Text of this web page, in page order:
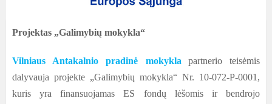
Projektas „Galimybių mokykla“
Vilniaus Antakalnio pradinė mokykla
partnerio teisėmis
dalyvauja projekte „Galimybių mokykla“ Nr. 10-072-P-0001,
kuris yra finansuojamas ES fondų lėšomis ir bendrojo